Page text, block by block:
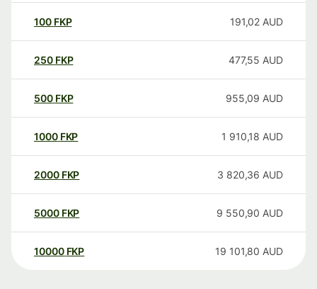
100 FKP 191,02 AUD
250 FKP 477,55 AUD
500 FKP 955,09 AUD
1000 FKP 1 910,18 AUD
2000 FKP 3 820,36 AUD
5000 FKP 9 550,90 AUD
10000 FKP 19 101,80 AUD